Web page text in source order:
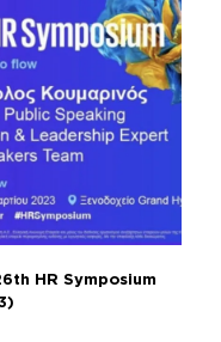
HR Symposium